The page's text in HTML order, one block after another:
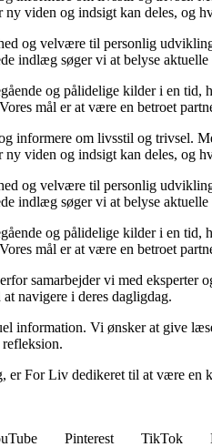
viden og indsigt kan deles, og
og velvære til personlig
indlæg søger vi at belyse
og pålidelige kilder i en
mål er at være en betroet
informere om livsstil og trivsel.
viden og indsigt kan deles, og
og velvære til personlig
indlæg søger vi at belyse
og pålidelige kilder i en
mål er at være en betroet
samarbejder vi med eksperter
navigere i deres dagligdag.
information. Vi ønsker at give
For Liv dedikeret til at være
Pinterest TikTok